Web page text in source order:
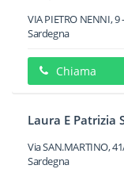
VIA PIETRO NENNI, 9
Sardegna
Chiama
Laura E Patrizia
Via SAN.MARTINO,
Sardegna